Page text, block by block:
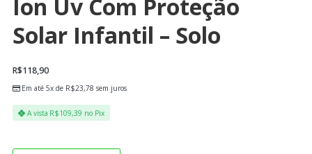
Ion Uv Com Proteção
Solar Infantil – Solo
R$118,90
Em até 5x de R$23,78 sem juros
A vista R$109,39 no Pix